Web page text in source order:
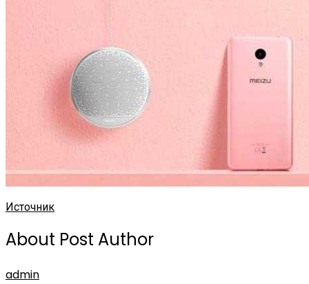
Источник
About Post Author
admin